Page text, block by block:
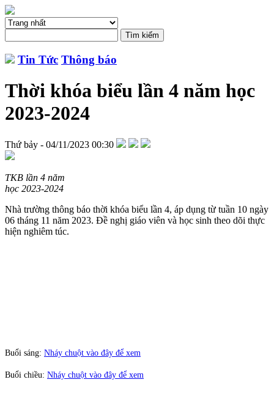
Tin Tức Thông báo
Thời khóa biểu lần 4 năm học
2023-2024
Thứ bảy - 04/11/2023 00:30
TKB lần 4 năm
học 2023-2024
Nhà trường thông báo thời khóa biểu lần 4, áp dụng từ tuần 10 ngày
06 tháng 11 năm 2023. Đề nghị giáo viên và học sinh theo dõi thực
hiện nghiêm túc.
Buổi sáng: Nháy chuột vào đây để xem
Buổi chiều: Nháy chuột vào đây để xem